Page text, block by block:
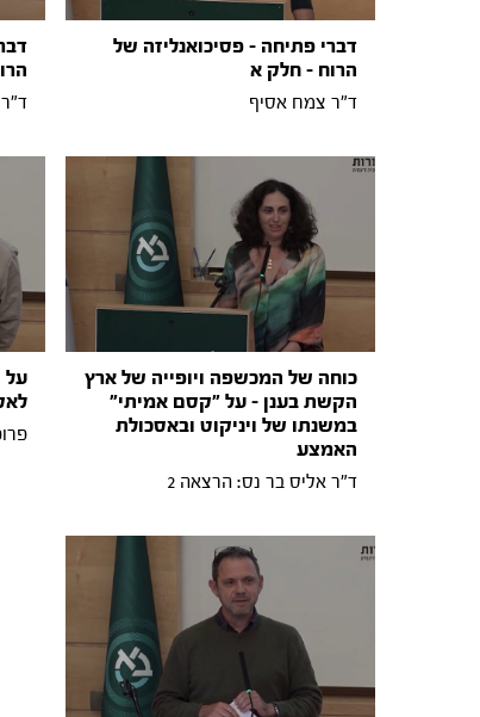
דברי פתיחה - פסיכואנליזה של
הרוח - חלק א
ד"ר צמח אסיף
כוחה של המכשפה ויופייה של ארץ
הקשת בענן – על "קסם אמיתי"
במשנתו של ויניקוט ובאסכולת
האמצע
ד"ר אליס בר נס: הרצאה 2
על